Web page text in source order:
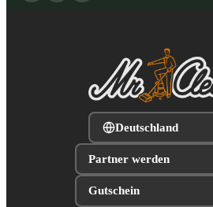
Deutschland
Partner werden
Gutschein